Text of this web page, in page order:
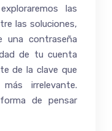
las
las soluciones,
una contraseña
de tu cuenta
de la clave que
irrelevante.
de pensar